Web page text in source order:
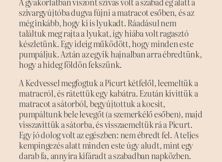
szivargyújtóba dugva fújni a matracot esőben, és az
még inkább, hogy ki is lyukadt. Ráadásul nem
találtuk meg rajta a lyukat, így hiába volt ragasztó
készletünk. Egy ideig működött, hogy minden este
pumpáljuk. Aztán az egyik hajnalban arra ébredtünk,
hogy a hideg földön fekszünk.
A Kedvessel megfogtuk a Picurt kétfelől, leemeltük a
matracról, és rátettük egy kabátra. Ezután kivittük a
matracot a sátorból, begyújtottuk a kocsit,
pumpáltunk bele levegőt (a szemerkélő esőben), majd
visszavittük a sátorba, és visszaemeltük rá a Picurt.
Egy jó dolog volt az egészben: nem ébredt fel. A teljes
kempingezés alatt minden este úgy aludt, mint egy
darab fa, annyira kifáradt a szabadban napközben.